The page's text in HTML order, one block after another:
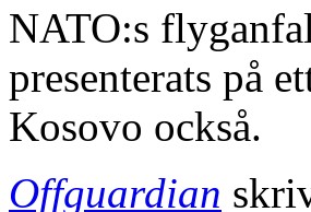
NATO:s
presenterats på
Kosovo också.
Offguardian